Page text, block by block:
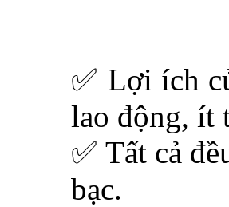
✅ Lợi ích
lao động, ít
✅ Tất cả
bạc.